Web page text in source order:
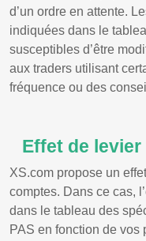
d’un ordre en attente.
indiquées dans le
susceptibles d’être
aux traders utilisant
fréquence ou des
Effet de levier
XS.com propose un
comptes. Dans ce cas,
dans le tableau des
PAS en fonction de vos